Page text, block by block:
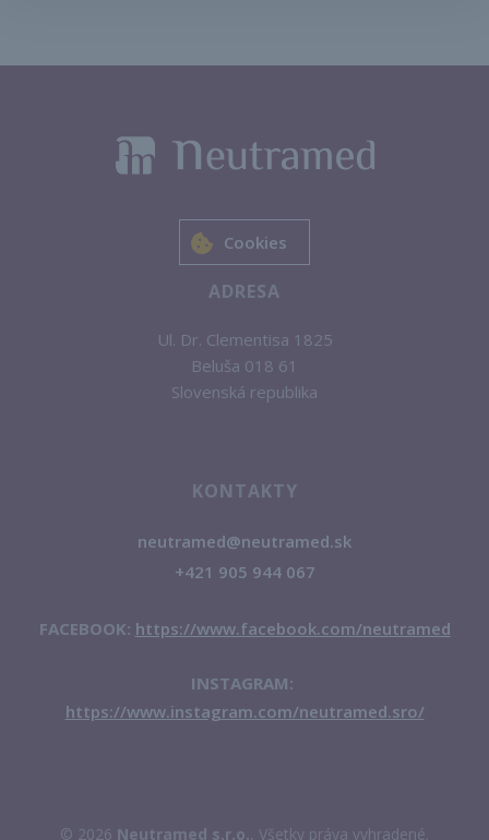
Cookies
ADRESA
Ul. Dr. Clementisa 1825
Beluša 018 61
Slovenská republika
KONTAKTY
neutramed@neutramed.sk
+421 905 944 067
FACEBOOK: https://www.facebook.com/neutramed
INSTAGRAM:
https://www.instagram.com/neutramed.sro/
© 2026 Neutramed s.r.o., Všetky práva vyhradené.